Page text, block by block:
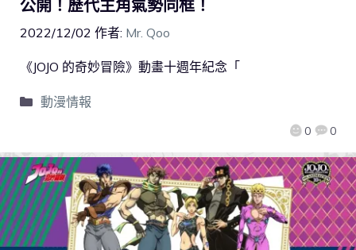
公開！歷代主角氣勢同框！
2022/12/02 作者: Mr. Qoo
0 0
《JOJO 的奇妙冒險》動畫十週年紀念「
動漫情報